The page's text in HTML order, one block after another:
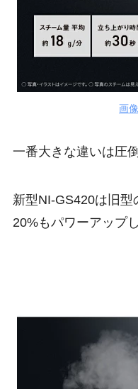
画
一番大きな違いは圧
新型NI-GS420は旧
20%もパワーアップ